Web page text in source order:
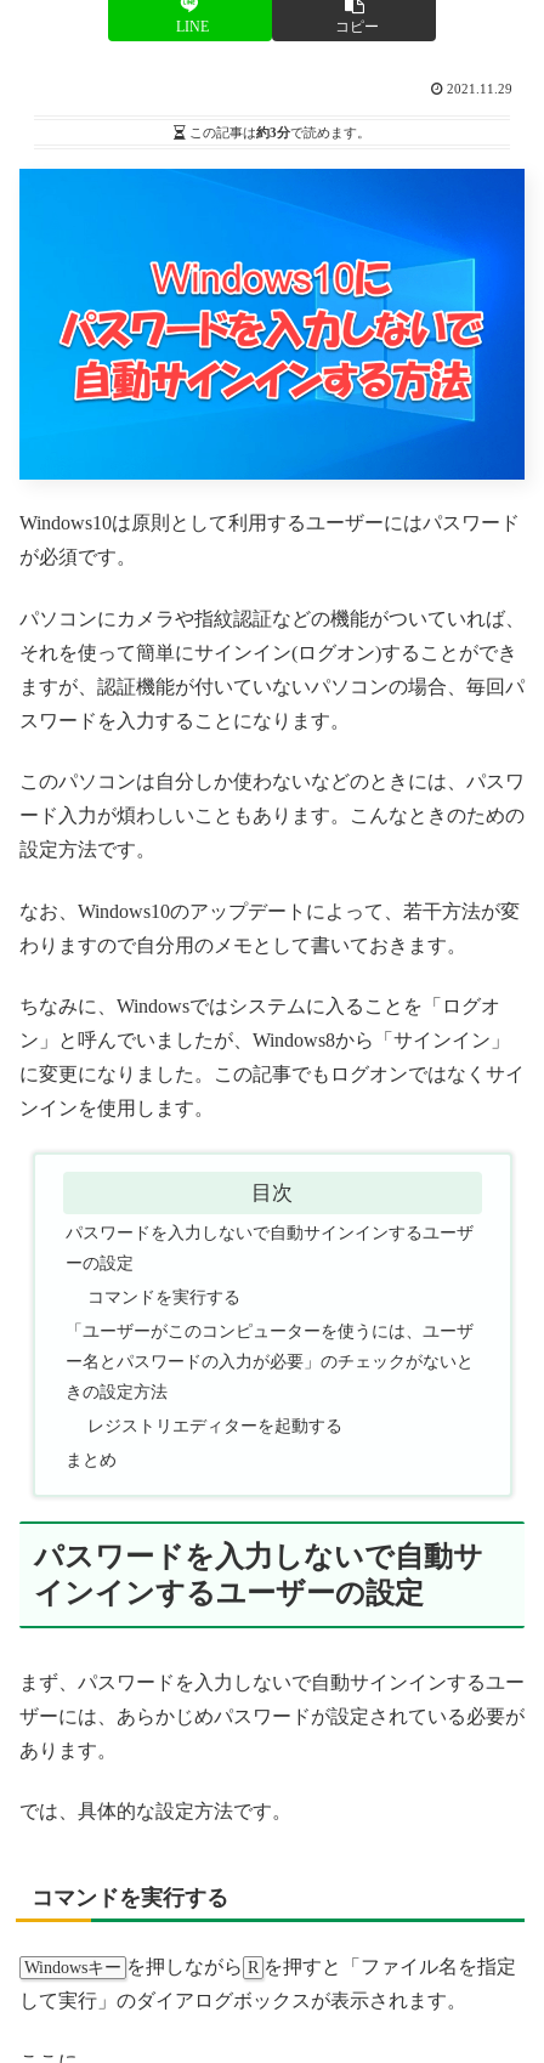
LINE コピー
2021.11.29
この記事は約3分で読めます。
Windows10は原則として利用するユーザーにはパスワード
が必須です。
パソコンにカメラや指紋認証などの機能がついていれば、
それを使って簡単にサインイン(ログオン)することができ
ますが、認証機能が付いていないパソコンの場合、毎回パ
スワードを入力することになります。
このパソコンは自分しか使わないなどのときには、パスワ
ード入力が煩わしいこともあります。こんなときのための
設定方法です。
なお、Windows10のアップデートによって、若干方法が変
わりますので自分用のメモとして書いておきます。
ちなみに、Windowsではシステムに入ることを「ログオ
ン」と呼んでいましたが、Windows8から「サインイン」
に変更になりました。この記事でもログオンではなくサイ
ンインを使用します。
目次
パスワードを入力しないで自動サインインするユーザ
ーの設定
コマンドを実行する
「ユーザーがこのコンピューターを使うには、ユーザ
ー名とパスワードの入力が必要」のチェックがないと
きの設定方法
レジストリエディターを起動する
まとめ
パスワードを入力しないで自動サ
インインするユーザーの設定
まず、パスワードを入力しないで自動サインインするユー
ザーには、あらかじめパスワードが設定されている必要が
あります。
では、具体的な設定方法です。
コマンドを実行する
Windowsキー を押しながら R を押すと「ファイル名を指定
して実行」のダイアログボックスが表示されます。